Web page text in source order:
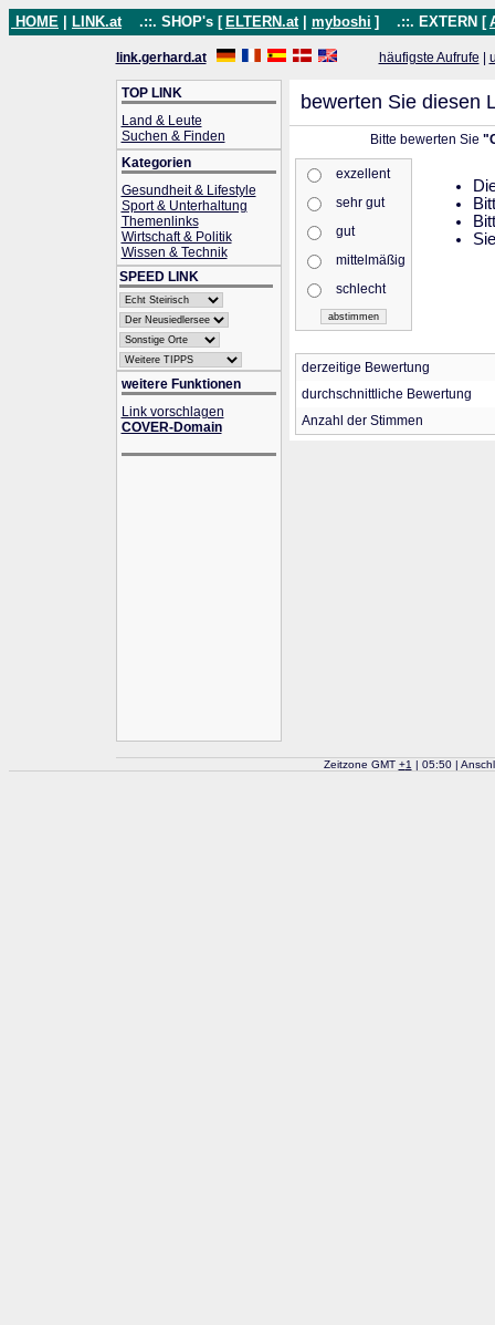
HOME LINK.at .::. SHOP's [ ELTERN.at myboshi ] .::. EXTERN [
link.gerhard.at häufigste Aufrufe
TOP LINK
Land & Leute
Suchen & Finden
Kategorien
Gesundheit & Lifestyle
Sport & Unterhaltung
Themenlinks
Wirtschaft & Politik
Wissen & Technik
SPEED LINK
weitere Funktionen
Link vorschlagen
COVER-Domain
bewerten Sie diesen
Bitte bewerten Sie
exzellent
sehr gut
gut
mittelmäßig
schlecht
derzeitige Bewertung
durchschnittliche Bewertung
Anzahl der Stimmen
Zeitzone GMT +1 | 05:50 |